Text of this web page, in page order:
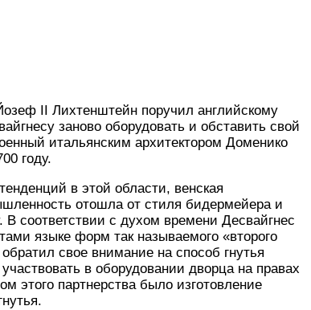
II Лихтенштейн поручил английскому
заново оборудовать и обставить свой
итальянским архитектором Доменико
году.
в этой области, венская
отошла от стиля бидермейера и
В соответствии с духом времени Десвайгнес
языке форм так называемого «второго
свое внимание на способ гнутья
в оборудовании дворца на правах
этого партнерства было изготовление